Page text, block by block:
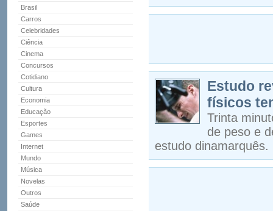
Brasil
Carros
Celebridades
Ciência
Cinema
Concursos
Cotidiano
Cultura
Economia
Educação
Esportes
Games
Internet
Mundo
Música
Novelas
Outros
Saúde
Estudo
físicos
Trinta
de peso e
estudo dinamarquês.